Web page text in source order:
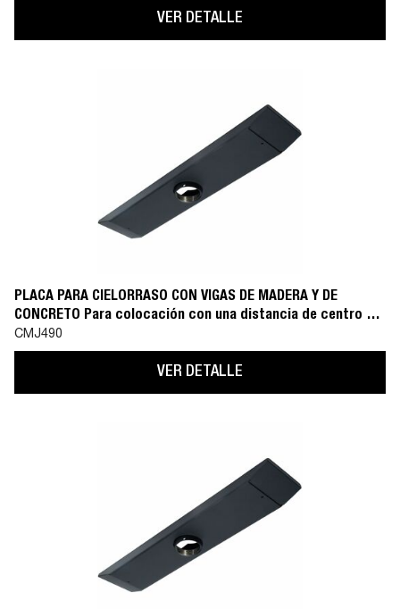
VER DETALLE
PLACA PARA CIELORRASO CON VIGAS DE MADERA Y DE
CONCRETO Para colocación con una distancia de centro a
centro de 609 mm
CMJ490
VER DETALLE